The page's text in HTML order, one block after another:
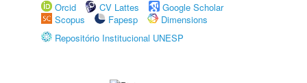
Orcid
CV Lattes
Google Scholar
Scopus
Fapesp
Dimensions
Repositório Institucional UNESP